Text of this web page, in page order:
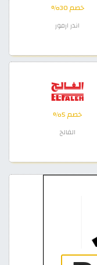
خصم 30%
اندر ارمور
خصم 5%
الفالح